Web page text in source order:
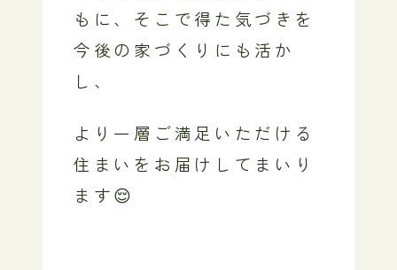
もに、そこで得た気づきを
今後の家づくりにも活か
し、
より一層ご満足いただける
住まいをお届けしてまいり
ます😌